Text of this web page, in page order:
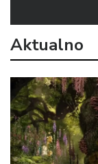
Aktualno